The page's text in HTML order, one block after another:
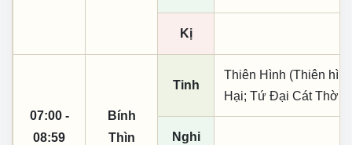
Kị
07:00 -
08:59
Bính
Thìn
Tinh
Thiên Hình (Thiên
Hại; Tứ Đại Cát Thời;
Nghi